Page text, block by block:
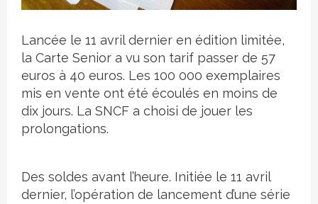
Crédit photo
Lancée le 11 avril dernier en édition limitée,
la Carte Senior a vu son tarif passer de 57
euros à 40 euros. Les 100 000 exemplaires
mis en vente ont été écoulés en moins de
dix jours. La SNCF a choisi de jouer les
prolongations.
Des soldes avant l’heure. Initiée le 11 avril
dernier, l’opération de lancement d’une série